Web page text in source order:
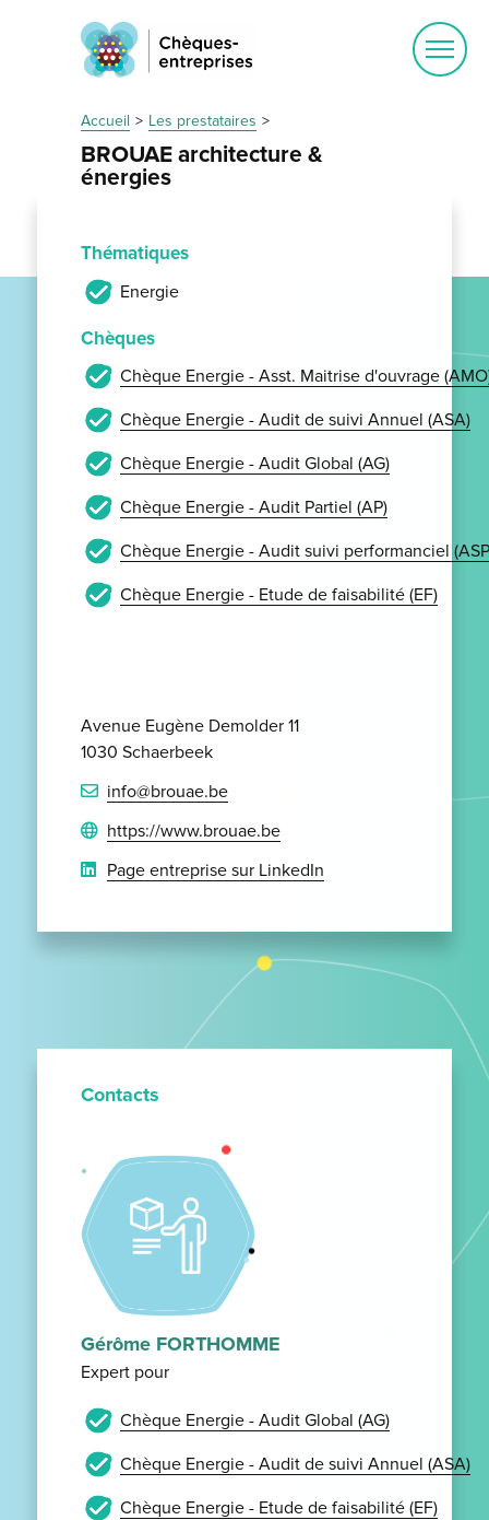
Accueil Les prestataires
BROUAE architecture &
énergies
Thématiques
Energie
Chèques
Chèque Energie - Asst. Maitrise d'ouvrage
Chèque Energie - Audit de suivi Annuel (ASA)
Chèque Energie - Audit Global (AG)
Chèque Energie - Audit Partiel (AP)
Chèque Energie - Audit suivi performanciel
Chèque Energie - Etude de faisabilité (EF)
Avenue Eugène Demolder 11
1030 Schaerbeek
info@brouae.be
https://www.brouae.be
Page entreprise sur LinkedIn
Contacts
Gérôme FORTHOMME
Expert pour
Chèque Energie - Audit Global (AG)
Chèque Energie - Audit de suivi Annuel (ASA)
Chèque Energie - Etude de faisabilité (EF)
Ouvrir
le